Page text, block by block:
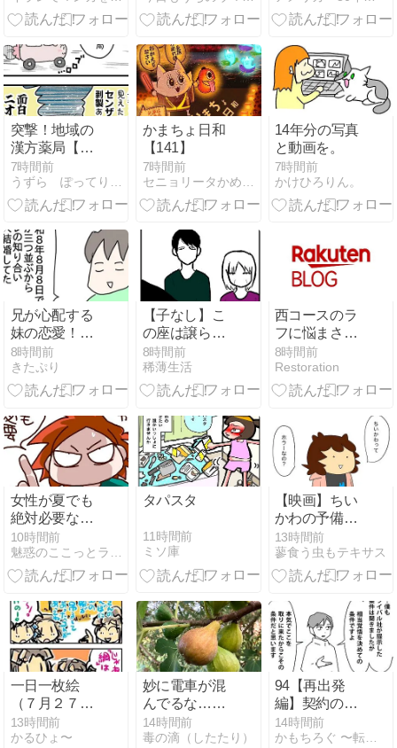
ました
突撃！地域の
漢方薬局【群
馬で夏休み
⑪】
7時間前
かまちょ日和
【141】
7時間前
14年分の写真
と動画を。
7時間前
かけひろりん。
兄が心配する
妹の恋愛！？
珈琲ぜリーで
濃密なデザー
トタイム
8時間前
きたぷり
【子なし】こ
の座は譲らな
い
8時間前
稀薄生活
西コースのラ
フに悩まされ
た、同伴者は
中国の高校生
―アジア取手
8時間前
Restoration
女性が夏でも
絶対必要なモ
ノ
10時間前
タパスタ
11時間前
ミソ庫
【映画】ちい
かわの予備知
識ほぼ無しで
観てきた【ホ
ラーなの？】
13時間前
蓼食う虫もテキサス
一日一枚絵
（７月２７日
分）
13時間前
かるひょ〜
妙に電車が混
んでるな…っ
て世間様では
夏・盆休み
14時間前
毒の滴（したたり）
94【再出発
編】契約の終
わりを告げる
時／支店が無
14時間前
かもちろぐ 〜転勤族 夫婦二人暮らし〜